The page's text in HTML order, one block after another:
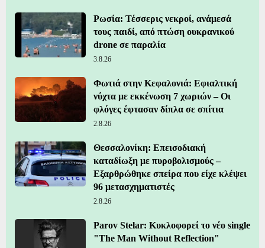
Ρωσία: Τέσσερις νεκροί, ανάμεσά
τους παιδί, από πτώση ουκρανικού
drone σε παραλία
3.8.26
Φωτιά στην Κεφαλονιά: Εφιαλτική
νύχτα με εκκένωση 7 χωριών – Οι
φλόγες έφτασαν δίπλα σε σπίτια
2.8.26
Θεσσαλονίκη: Επεισοδιακή
καταδίωξη με πυροβολισμούς –
Εξαρθρώθηκε σπείρα που είχε κλέψει
96 μετασχηματιστές
2.8.26
Parov Stelar: Κυκλοφορεί το νέο single
"The Man Without Reflection"